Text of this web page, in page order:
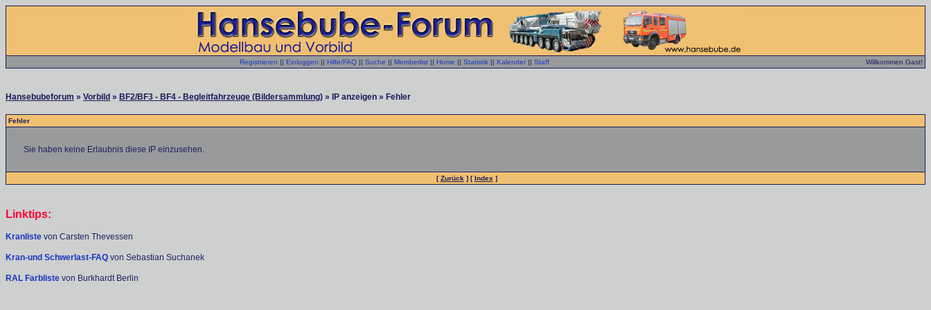
Registrieren || Einloggen || Hilfe/FAQ || Suche || Memberlist || Home || Statistik || Kalender || Staff Willkommen Gast!
Hansebubeforum » Vorbild » BF2/BF3 - BF4 - Begleitfahrzeuge (Bildersammlung) » IP anzeigen » Fehler
Fehler
Sie haben keine Erlaubnis diese IP einzusehen.
[Zurück ] [Index ]
Linktips:
Kranliste von Carsten Thevessen
Kran-und Schwerlast-FAQ von Sebastian Suchanek
RAL Farbliste von Burkhardt Berlin